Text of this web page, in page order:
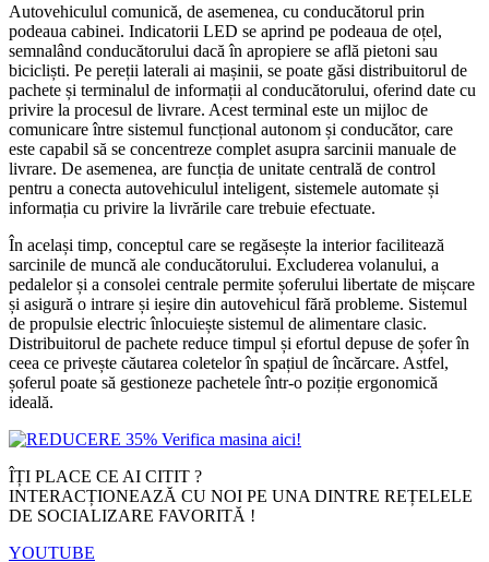
Autovehiculul comunică, de asemenea, cu conducătorul prin
podeaua cabinei. Indicatorii LED se aprind pe podeaua de oțel,
semnalând conducătorului dacă în apropiere se află pietoni sau
bicicliști. Pe pereții laterali ai mașinii, se poate găsi distribuitorul de
pachete și terminalul de informații al conducătorului, oferind date cu
privire la procesul de livrare. Acest terminal este un mijloc de
comunicare între sistemul funcțional autonom și conducător, care
este capabil să se concentreze complet asupra sarcinii manuale de
livrare. De asemenea, are funcția de unitate centrală de control
pentru a conecta autovehiculul inteligent, sistemele automate și
informația cu privire la livrările care trebuie efectuate.
În același timp, conceptul care se regăsește la interior facilitează
sarcinile de muncă ale conducătorului. Excluderea volanului, a
pedalelor și a consolei centrale permite șoferului libertate de mișcare
și asigură o intrare și ieșire din autovehicul fără probleme. Sistemul
de propulsie electric înlocuiește sistemul de alimentare clasic.
Distribuitorul de pachete reduce timpul și efortul depuse de șofer în
ceea ce privește căutarea coletelor în spațiul de încărcare. Astfel,
șoferul poate să gestioneze pachetele într-o poziție ergonomică
ideală.
ÎȚI PLACE CE AI CITIT ?
INTERACȚIONEAZĂ CU NOI PE UNA DINTRE REȚELELE
DE SOCIALIZARE FAVORITĂ !
YOUTUBE